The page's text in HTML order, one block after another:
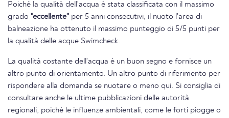
Poiché la qualità dell'acqua è stata classificata con il massimo
grado "eccellente" per 5 anni consecutivi, il nuoto l'area di
balneazione ha ottenuto il massimo punteggio di 5/5 punti per
la qualità delle acque Swimcheck.
La qualità costante dell'acqua è un buon segno e fornisce un
altro punto di orientamento. Un altro punto di riferimento per
rispondere alla domanda se nuotare o meno qui. Si consiglia di
consultare anche le ultime pubblicazioni delle autorità
regionali, poiché le influenze ambientali, come le forti piogge o